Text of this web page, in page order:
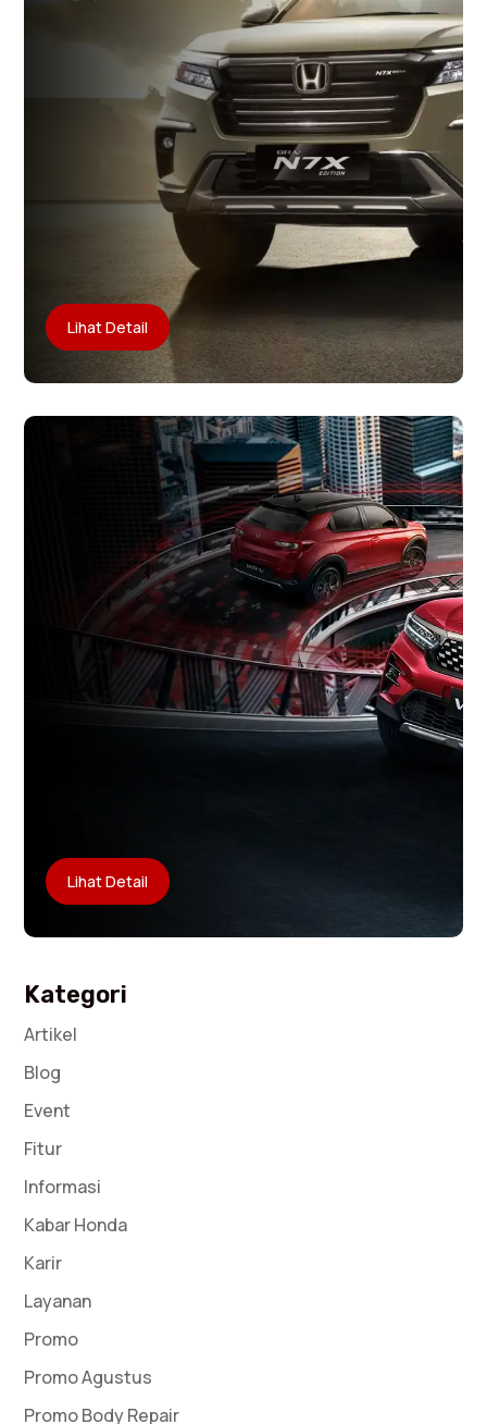
Lihat Detail
Lihat Detail
Kategori
Artikel
Blog
Event
Fitur
Informasi
Kabar Honda
Karir
Layanan
Promo
Promo Agustus
Promo Body Repair